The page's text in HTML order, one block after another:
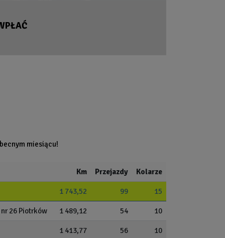
miesiącu!
Km Przejazdy Kolarze
1 743,52 99 15
26 Piotrków 1 489,12 54 10
1 413,77 56 10